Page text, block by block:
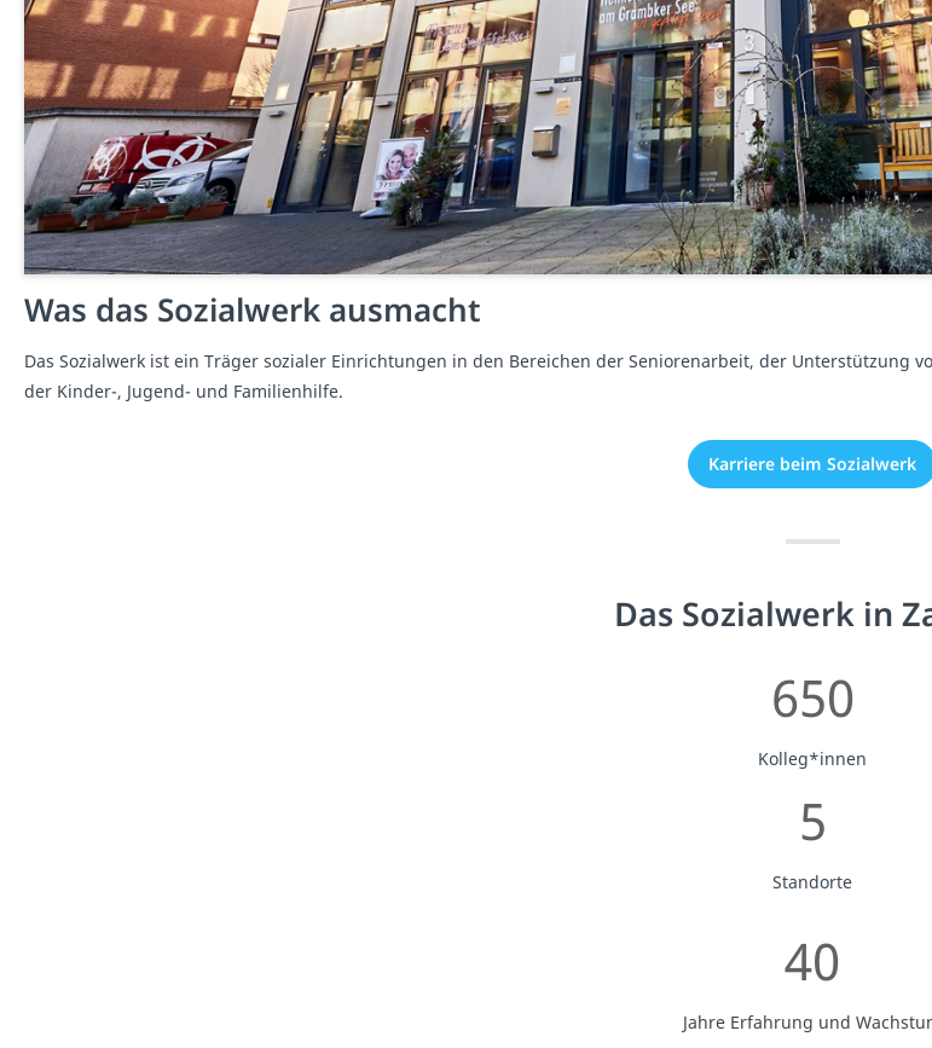
Was das Sozialwerk ausmacht
Das Sozialwerk ist ein Träger sozialer Einrichtungen in den Bereichen der Seniorenarbeit, der
der Kinder-, Jugend- und Familienhilfe.
Karriere beim Sozialwerk
Das Sozialwerk in
650
Kolleg*innen
5
Standorte
40
Jahre Erfahrung und